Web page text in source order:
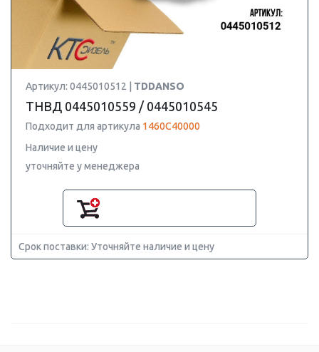
Артикул: 0445010512 | TDDANSO
ТНВД 0445010559 / 0445010545
Подходит для артикула 1460C40000
Наличие и цену
уточняйте у менеджера
Срок поставки: Уточняйте наличие и цену